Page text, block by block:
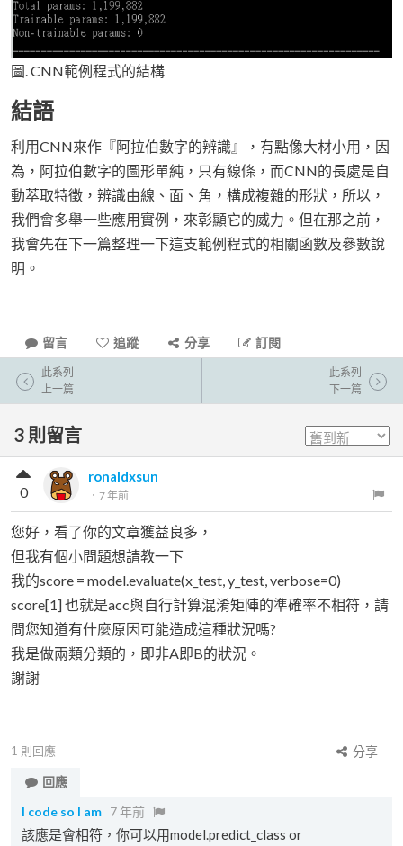
圖. CNN範例程式的結構
結語
利用CNN來作『阿拉伯數字的辨識』，有點像大材小用，因
為，阿拉伯數字的圖形單純，只有線條，而CNN的長處是自
動萃取特徵，辨識由線、面、角，構成複雜的形狀，所以，
我們會多舉一些應用實例，來彰顯它的威力。但在那之前，
我會先在下一篇整理一下這支範例程式的相關函數及參數說
明。
留言 追蹤 分享 訂閱
此系列
上一篇
此系列
下一篇
3 則留言
ronaldxsun
． 7 年前
0
您好，看了你的文章獲益良多，
但我有個小問題想請教一下
我的score = model.evaluate(x_test, y_test, verbose=0)
score[1] 也就是acc與自行計算混淆矩陣的準確率不相符，請
問您知道有什麼原因可能造成這種狀況嗎?
我是做兩類分類的，即非A即B的狀況。
謝謝
1 則回應
分享
回應
I code so I am 7 年前
該應是會相符，你可以用model.predict_class or